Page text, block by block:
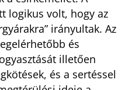
logikus volt, hogy az
irányultak. Az
és
illetően
és a sertéssel